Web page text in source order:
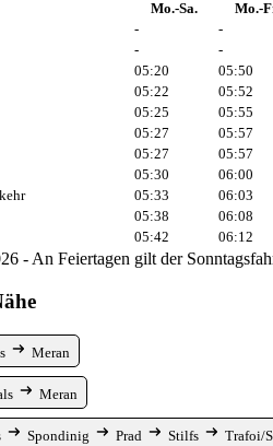
Mo.-Sa. Mo.-
- -
- -
05:20 05:50
05:22 05:52
05:25 05:55
05:27 05:57
05:27 05:57
05:30 06:00
05:33 06:03
05:38 06:08
05:42 06:12
- An Feiertagen gilt der
Meran
Meran
Spondinig Prad Stilfs Trafoi/